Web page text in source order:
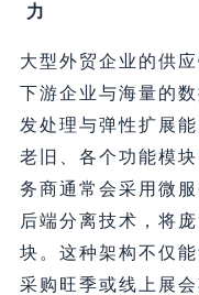
力
大型外贸企业的供
下游企业与海量的
发处理与弹性扩展
老旧、各个功能模
务商通常会采用微
后端分离技术，将
块。这种架构不仅
采购旺季或线上展